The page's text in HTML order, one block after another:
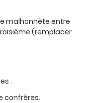
malhonnête entre
(remplacer
;
confrères.